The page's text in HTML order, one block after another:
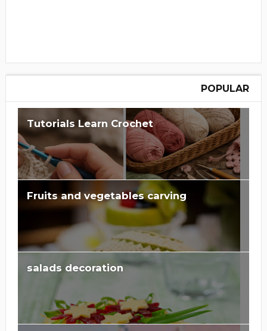
POPULAR
Learn Crochet‏ Tutorials
Fruits and vegetables carving
salads decoration